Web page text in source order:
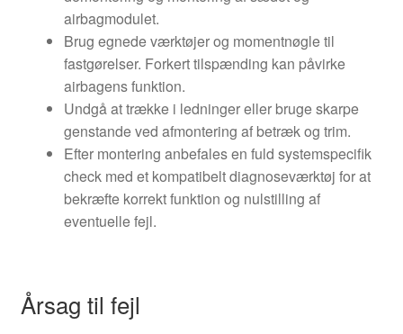
airbagmodulet.
Brug egnede værktøjer og momentnøgle til
fastgørelser. Forkert tilspænding kan påvirke
airbagens funktion.
Undgå at trække i ledninger eller bruge skarpe
genstande ved afmontering af betræk og trim.
Efter montering anbefales en fuld systemspecifik
check med et kompatibelt diagnoseværktøj for at
bekræfte korrekt funktion og nulstilling af
eventuelle fejl.
Årsag til fejl